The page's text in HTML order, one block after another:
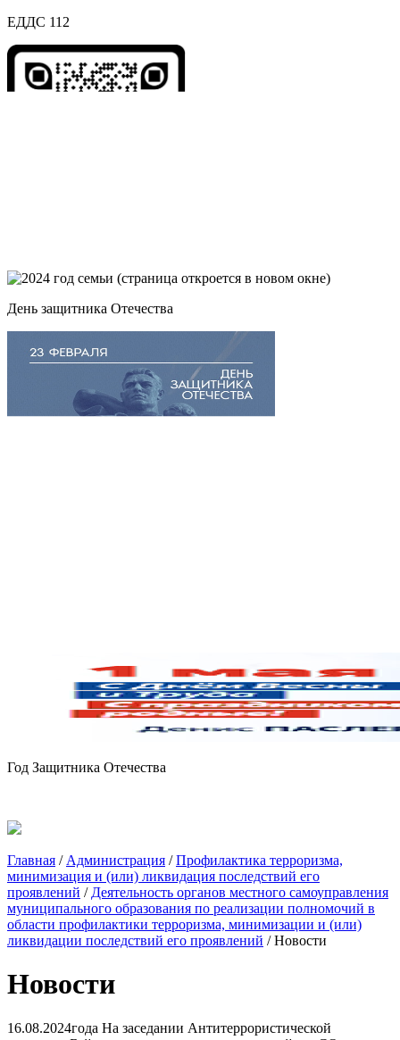
ЕДДС 112
День защитника Отечества
Год Защитника Отечества
Главная / Администрация /Профилактика терроризма,
минимизация и (или) ликвидация последствий его
проявлений / Деятельность органов местного самоуправления
муниципального образования по реализации полномочий в
области профилактики терроризма, минимизации и (или)
ликвидации последствий его проявлений /Новости
Новости
16.08.2024года На заседании Антитеррористической